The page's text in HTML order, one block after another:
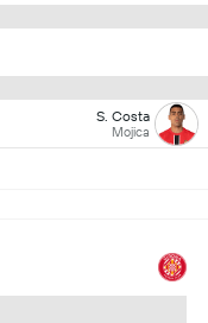
S. Costa
Mojica